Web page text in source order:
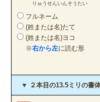
りゅうせんいんそうたい
フルネーム
(姓または名)たて
(姓または名)ヨコ
※右から左に読む形
▼ ２本目の13.5ミリの書